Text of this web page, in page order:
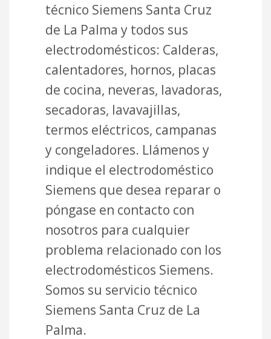
técnico Siemens Santa Cruz
de La Palma y todos sus
electrodomésticos: Calderas,
calentadores, hornos, placas
de cocina, neveras, lavadoras,
secadoras, lavavajillas,
termos eléctricos, campanas
y congeladores. Llámenos y
indique el electrodoméstico
Siemens que desea reparar o
póngase en contacto con
nosotros para cualquier
problema relacionado con los
electrodomésticos Siemens.
Somos su servicio técnico
Siemens Santa Cruz de La
Palma.